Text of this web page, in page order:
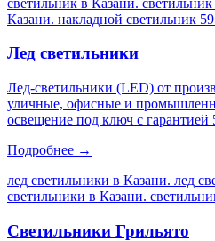
Казани. накладной светильник
Лед светильники
Лед-светильники (LED) от
уличные, офисные и
освещение под ключ с гарантией
Подробнее →
лед светильники в Казани. лед
светильники в Казани.
Светильники Грильято